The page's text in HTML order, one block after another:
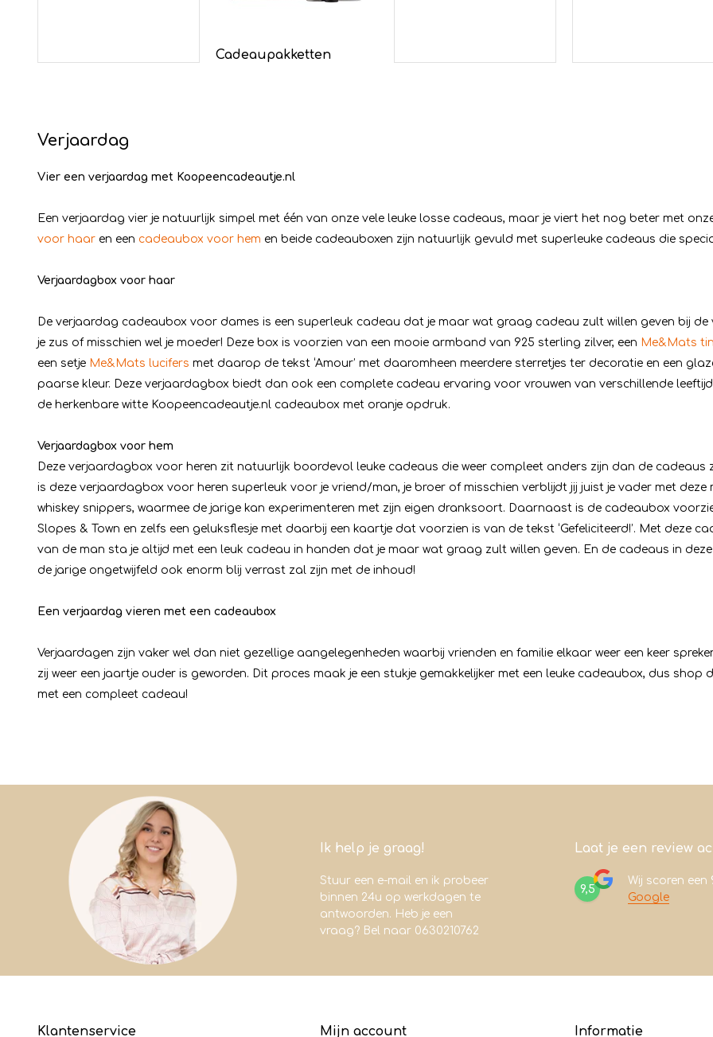
Cadeaupakketten
Verjaardag
Vier een verjaardag met Koopeencadeautje.nl
Een verjaardag vier je natuurlijk simpel met één van onze vele leuke losse cadeaus, maar je viert het nog beter met
voor haar en een cadeaubox voor hem en beide cadeauboxen zijn natuurlijk gevuld met superleuke cadeaus die
Verjaardagbox voor haar
De verjaardag cadeaubox voor dames is een superleuk cadeau dat je maar wat graag cadeau zult willen geven bij
je zus of misschien wel je moeder! Deze box is voorzien van een mooie armband van 925 sterling zilver, een Me&Mats
een setje Me&Mats lucifers met daarop de tekst ‘Amour’ met daaromheen meerdere sterretjes ter decoratie en een
paarse kleur. Deze verjaardagbox biedt dan ook een complete cadeau ervaring voor vrouwen van verschillende
de herkenbare witte Koopeencadeautje.nl cadeaubox met oranje opdruk.
Verjaardagbox voor hem
Deze verjaardagbox voor heren zit natuurlijk boordevol leuke cadeaus die weer compleet anders zijn dan de
is deze verjaardagbox voor heren superleuk voor je vriend/man, je broer of misschien verblijdt jij juist je vader met
whiskey snippers, waarmee de jarige kan experimenteren met zijn eigen dranksoort. Daarnaast is de cadeaubox
Slopes & Town en zelfs een geluksflesje met daarbij een kaartje dat voorzien is van de tekst ‘Gefeliciteerd!’. Met deze
van de man sta je altijd met een leuk cadeau in handen dat je maar wat graag zult willen geven. En de cadeaus in
de jarige ongetwijfeld ook enorm blij verrast zal zijn met de inhoud!
Een verjaardag vieren met een cadeaubox
Verjaardagen zijn vaker wel dan niet gezellige aangelegenheden waarbij vrienden en familie elkaar weer een keer
zij weer een jaartje ouder is geworden. Dit proces maak je een stukje gemakkelijker met een leuke cadeaubox, dus
met een compleet cadeau!
Ik help je graag!
Stuur een e-mail en ik probeer
binnen 24u op werkdagen te
antwoorden. Heb je een
vraag? Bel naar 0630210762
Laat je een review
9,5
Wij scoren een
Google
Klantenservice Mijn account Informatie